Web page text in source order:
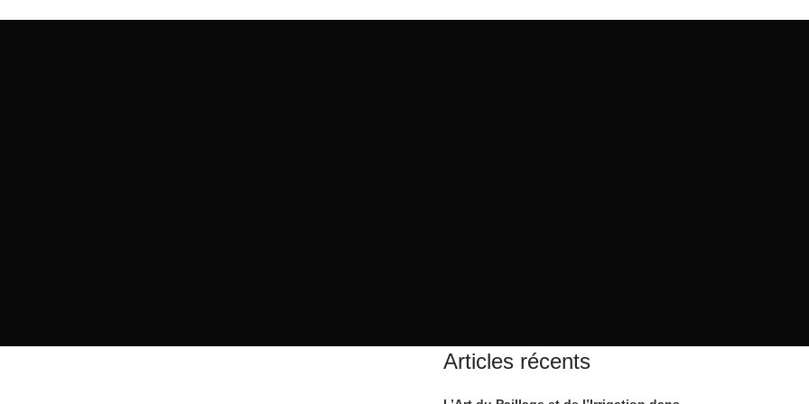
Articles récents